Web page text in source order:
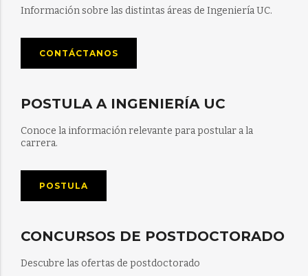
Información sobre las distintas áreas de Ingeniería UC.
CONTÁCTANOS
POSTULA A INGENIERÍA UC
Conoce la información relevante para postular a la
carrera.
POSTULA
CONCURSOS DE POSTDOCTORADO
Descubre las ofertas de postdoctorado